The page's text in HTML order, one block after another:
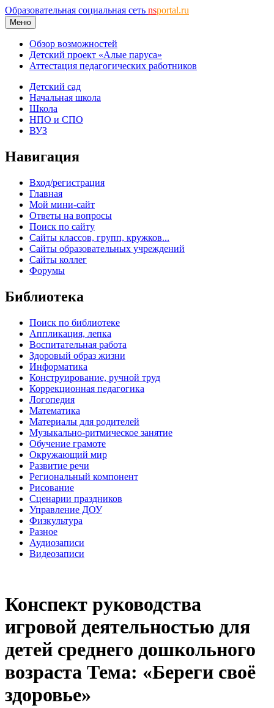
Образовательная социальная сеть nsportal.ru
Меню
Обзор возможностей
Детский проект «Алые паруса»
Аттестация педагогических работников
Детский сад
Начальная школа
Школа
НПО и СПО
ВУЗ
Навигация
Вход/регистрация
Главная
Мой мини-сайт
Ответы на вопросы
Поиск по сайту
Сайты классов, групп, кружков...
Сайты образовательных учреждений
Сайты коллег
Форумы
Библиотека
Поиск по библиотеке
Аппликация, лепка
Воспитательная работа
Здоровый образ жизни
Информатика
Конструирование, ручной труд
Коррекционная педагогика
Логопедия
Математика
Материалы для родителей
Музыкально-ритмическое занятие
Обучение грамоте
Окружающий мир
Развитие речи
Региональный компонент
Рисование
Сценарии праздников
Управление ДОУ
Физкультура
Разное
Аудиозаписи
Видеозаписи
Конспект руководства
игровой деятельностью для
детей среднего дошкольного
возраста Тема: «Береги своё
здоровье»